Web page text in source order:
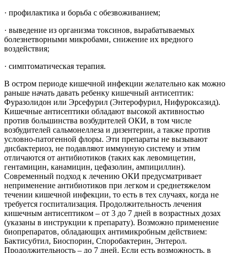
· профилактика и борьба с обезвоживанием;
· выведение из организма токсинов, вырабатываемых
болезнетворными микробами, снижение их вредного
воздействия;
· симптоматическая терапия.
В остром периоде кишечной инфекции желательно как можно
раньше начать давать ребенку кишечный антисептик:
Фуразолидон или Эрсефурил (Энтерофурил, Нифуроксазид).
Кишечные антисептики обладают высокой активностью
против большинства возбудителей ОКИ, в том числе
возбудителей сальмонеллеза и дизентерии, а также против
условно-патогенной флоры. Эти препараты не вызывают
дисбактериоз, не подавляют иммунную систему и этим
отличаются от антибиотиков (таких как левомицетин,
гентамицин, канамицин, цефазолин, ампициллин).
Современный подход к лечению ОКИ предусматривает
неприменение антибиотиков при легком и среднетяжелом
течении кишечной инфекции, то есть в тех случаях, когда не
требуется госпитализация. Продолжительность лечения
кишечным антисептиком – от 3 до 7 дней в возрастных дозах
(указаны в инструкции к препарату). Возможно применение
биопрепаратов, обладающих антимикробным действием:
Бактисубтил, Биоспорин, Споробактерин, Энтерол.
Продолжительность – до 7 дней. Если есть возможность, в